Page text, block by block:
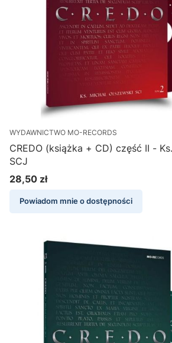
WYDAWNICTWO MO-RECORDS
CREDO (książka + CD) część II -
SCJ
Cena
28,50 zł
Powiadom mnie o dostępności